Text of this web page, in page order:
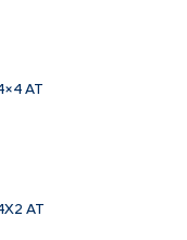
AT
AT